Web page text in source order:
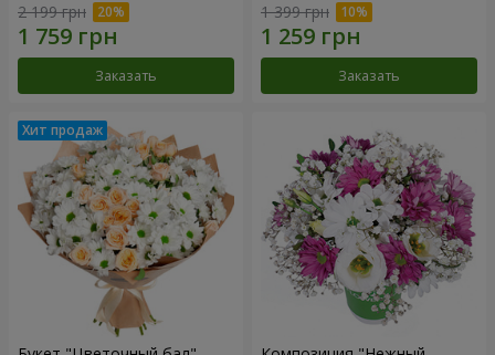
2 199 грн
Заказать
1 399 грн
Заказать